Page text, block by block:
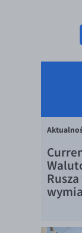
EUR/RON
EUR/ZAR
USD/CHF
GBP/CHF